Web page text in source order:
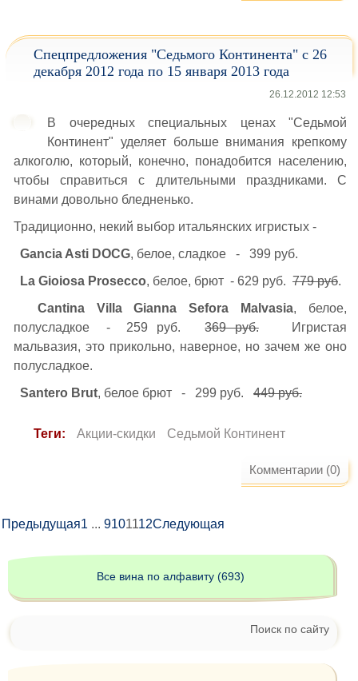
Спецпредложения "Седьмого Континента" с 26
декабря 2012 года по 15 января 2013 года
26.12.2012 12:53
В очередных специальных ценах "Седьмой
Континент" уделяет больше внимания крепкому
алкоголю, который, конечно, понадобится населению,
чтобы справиться с длительными праздниками. С
винами довольно бледненько.
Традиционно, некий выбор итальянских игристых -
Gancia Asti DOCG, белое, сладкое - 399 руб.
La Gioiosa Prosecco, белое, брют - 629 руб. 779 руб.
Cantina Villa Gianna Sefora Malvasia, белое,
полусладкое - 259 руб.369 руб.Игристая
мальвазия, это прикольно, наверное, но зачем же оно
полусладкое.
Santero Brut, белое брют - 299 руб. 449 руб.
Теги: Акции-скидки Седьмой Континент
Комментарии (0)
Предыдущая1 ... 9101112Следующая
Все вина по алфавиту (693)
Поиск по сайту